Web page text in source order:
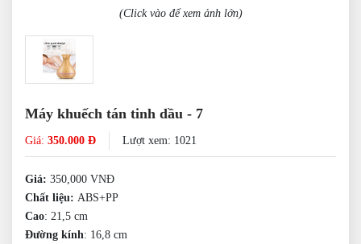
(Click vào để xem ảnh lớn)
Máy khuếch tán tinh dầu - 7
Giá: 350.000 Đ Lượt xem: 1021
Giá: 350,000 VNĐ
Chất liệu: ABS+PP
Cao: 21,5 cm
Đường kính: 16,8 cm